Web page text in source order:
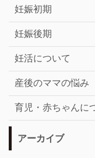
妊娠初期
妊娠後期
妊活について
産後のママの悩み
育児・赤ちゃんに
アーカイブ